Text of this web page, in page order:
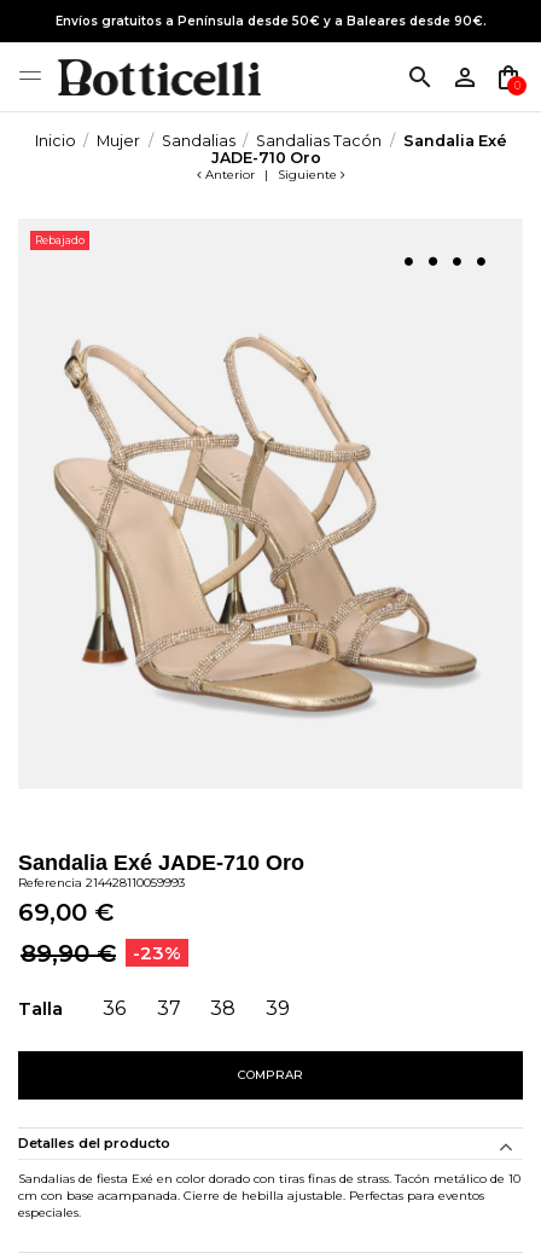
Envíos gratuitos a Península desde 50€ y a Baleares desde 90€.
search person_outline shopping_bag
0
Inicio Mujer Sandalias Sandalias Tacón
Sandalia Exé
JADE-710 Oro
Anterior | Siguiente
Rebajado
Sandalia Exé JADE-710 Oro
Referencia 214428110059993
69,00 €
89,90 €
-23%
Talla 36 37 38 39
COMPRAR
Detalles del producto
Sandalias de fiesta Exé en color dorado con tiras finas de strass. Tacón metálico de 10
cm con base acampanada. Cierre de hebilla ajustable. Perfectas para eventos
especiales.